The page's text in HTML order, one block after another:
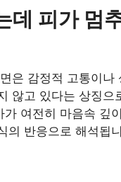
데 피가 멈
은 감정적 고통이나
않고 있다는 상징으
가 여전히 마음속 깊
의 반응으로 해석됩